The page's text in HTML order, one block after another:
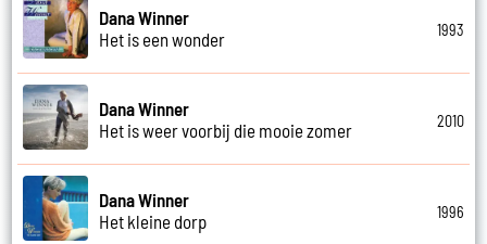
Dana Winner
Het is een wonder
1993
Dana Winner
Het is weer voorbij die mooie zomer
2010
Dana Winner
Het kleine dorp
1996